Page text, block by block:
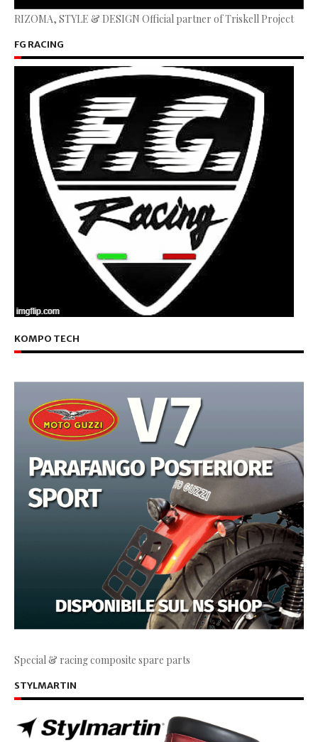
RIZOMA, STYLE & DESIGN Official partner of Triskell Project
FG RACING
KOMPO TECH
Special & racing composite spare parts
STYLMARTIN